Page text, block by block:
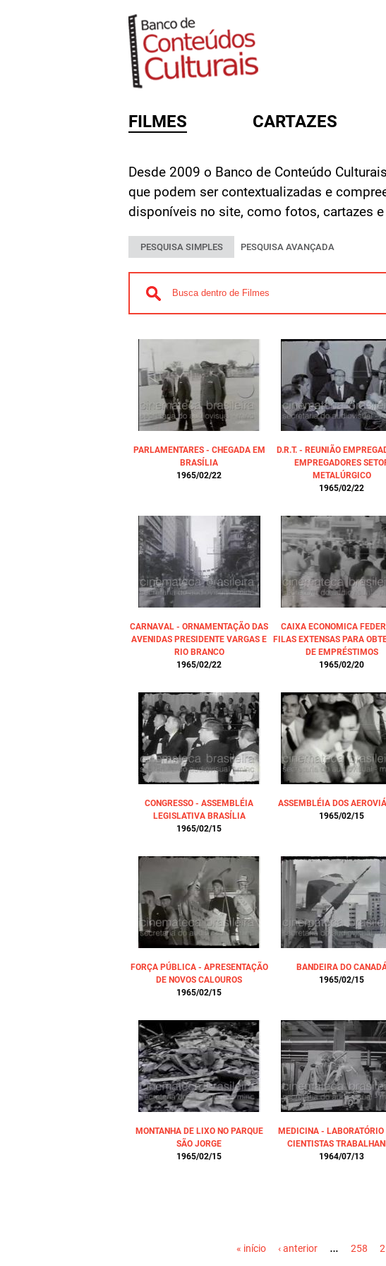
FILMES CARTAZES
Desde 2009 o Banco de Conteúdo
que podem ser contextualizadas e
disponíveis no site, como fotos, cartazes
PESQUISA SIMPLES PESQUISA AVANÇADA
PARLAMENTARES - CHEGADA EM
BRASÍLIA
1965/02/22
D.R.T. - REUNIÃO
EMPREGADORES
METALÚRGICO
1965/02/22
CARNAVAL - ORNAMENTAÇÃO DAS
AVENIDAS PRESIDENTE VARGAS E
RIO BRANCO
1965/02/22
CAIXA ECONOMICA
FILAS EXTENSAS PARA
DE EMPRÉSTIMOS
1965/02/20
CONGRESSO - ASSEMBLÉIA
LEGISLATIVA BRASÍLIA
1965/02/15
ASSEMBLÉIA DOS
1965/02/15
FORÇA PÚBLICA - APRESENTAÇÃO
DE NOVOS CALOUROS
1965/02/15
BANDEIRA DO
1965/02/15
MONTANHA DE LIXO NO PARQUE
SÃO JORGE
1965/02/15
MEDICINA - LABORATÓRIO
CIENTISTAS
1964/07/13
« início ‹ anterior … 258
FORMULÁRIO DE BUSCA